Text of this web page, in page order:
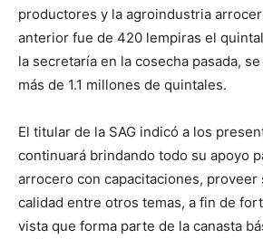
productores y la agroindustria
anterior fue de 420 lempiras el
la secretaría en la cosecha pasada,
más de 1.1 millones de quintales.
El titular de la SAG indicó a los
continuará brindando todo su apoyo
arrocero con capacitaciones, proveer
calidad entre otros temas, a fin de
vista que forma parte de la canasta